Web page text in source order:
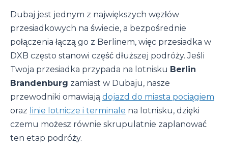
Dubaj jest jednym z największych węzłów
przesiadkowych na świecie, a bezpośrednie
połączenia łączą go z Berlinem, więc przesiadka w
DXB często stanowi część dłuższej podróży. Jeśli
Twoja przesiadka przypada na lotnisku Berlin
Brandenburg zamiast w Dubaju, nasze
przewodniki omawiają dojazd do miasta pociągiem
oraz linie lotnicze i terminale na lotnisku, dzięki
czemu możesz równie skrupulatnie zaplanować
ten etap podróży.